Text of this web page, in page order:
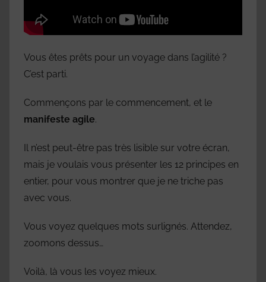
Vous êtes prêts pour un voyage dans l’agilité ?
C’est parti.
Commençons par le commencement, et le
manifeste agile.
Il n’est peut-être pas très lisible sur votre écran,
mais je voulais vous présenter les 12 principes en
entier, pour vous montrer que je ne triche pas
avec vous.
Vous voyez quelques mots surlignés. Attendez,
zoomons dessus…
Voilà, là vous les voyez mieux.